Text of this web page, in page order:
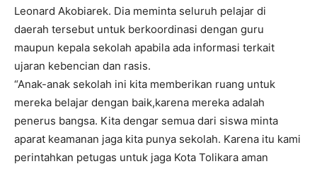
Leonard Akobiarek. Dia meminta seluruh pelajar di
daerah tersebut untuk berkoordinasi dengan guru
maupun kepala sekolah apabila ada informasi terkait
ujaran kebencian dan rasis.
“Anak-anak sekolah ini kita memberikan ruang untuk
mereka belajar dengan baik,karena mereka adalah
penerus bangsa. Kita dengar semua dari siswa minta
aparat keamanan jaga kita punya sekolah. Karena itu kami
perintahkan petugas untuk jaga Kota Tolikara aman